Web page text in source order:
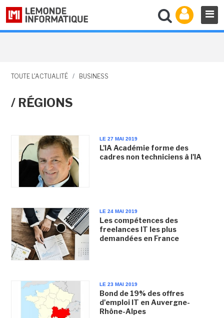
TOUTE L'ACTUALITÉ / BUSINESS
/ RÉGIONS
LE 27 MAI 2019
L'IA Académie forme des
cadres non techniciens à l'IA
LE 24 MAI 2019
Les compétences des
freelances IT les plus
demandées en France
LE 23 MAI 2019
Bond de 19% des offres
d'emploi IT en Auvergne-
Rhône-Alpes